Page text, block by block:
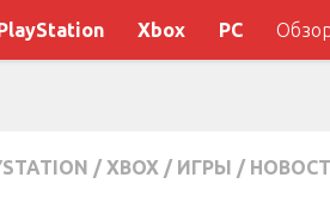
Xbox PC
/ XBOX / ИГРЫ /